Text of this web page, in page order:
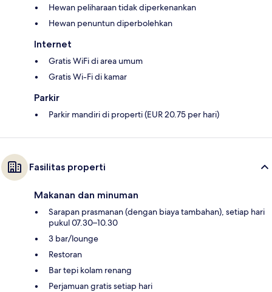
Hewan peliharaan tidak diperkenankan
Hewan penuntun diperbolehkan
Internet
Gratis WiFi di area umum
Gratis Wi-Fi di kamar
Parkir
Parkir mandiri di properti (EUR 20.75 per hari)
Fasilitas properti
Makanan dan minuman
Sarapan prasmanan (dengan biaya tambahan), setiap hari
pukul 07.30–10.30
3 bar/lounge
Restoran
Bar tepi kolam renang
Perjamuan gratis setiap hari